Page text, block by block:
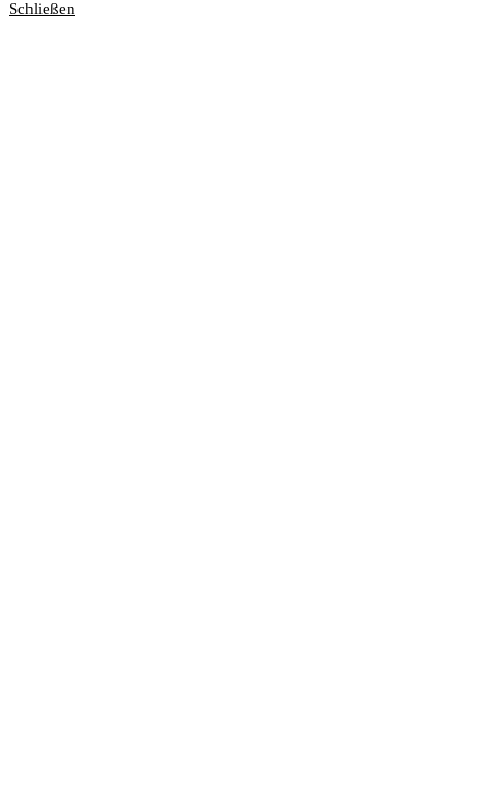
Schließen